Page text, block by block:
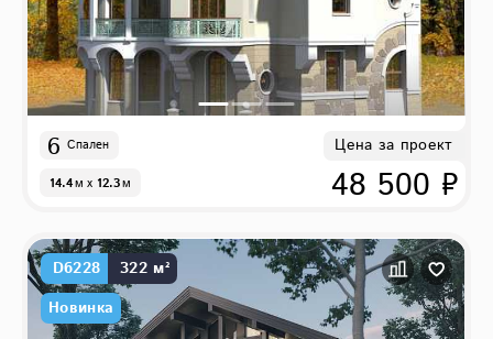
6 Спален
14.4м x 12.3м
Цена за проект
48 500 ₽
D6228
322 м²
Новинка